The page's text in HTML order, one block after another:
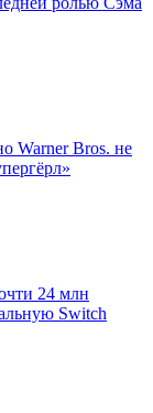
Warner Bros. не
24 млн
Switch